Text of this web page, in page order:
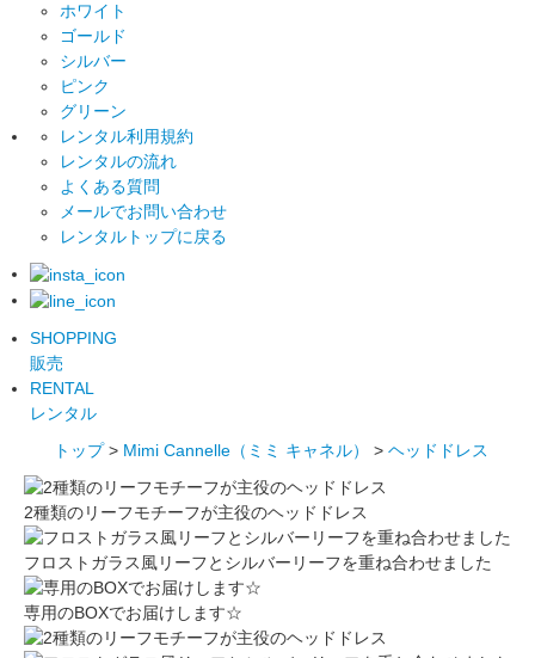
ホワイト
ゴールド
シルバー
ピンク
グリーン
レンタル利用規約
レンタルの流れ
よくある質問
メールでお問い合わせ
レンタルトップに戻る
SHOPPING
販売
RENTAL
レンタル
トップ > Mimi Cannelle（ミミ キャネル） > ヘッドドレス
2種類のリーフモチーフが主役のヘッドドレス
フロストガラス風リーフとシルバーリーフを重ね合わせました
専用のBOXでお届けします☆